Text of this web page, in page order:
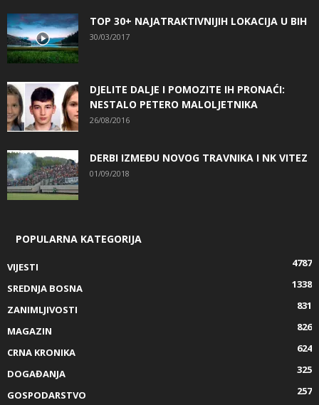
TOP 30+ NAJATRAKTIVNIJIH LOKACIJA U BIH
30/03/2017
DJELITE DALJE I POMOZITE IH PRONAĆI:
NESTALO PETERO MALOLJETNIKA
26/08/2016
DERBI IZMEĐU NOVOG TRAVNIKA I NK VITEZ
01/09/2018
POPULARNA KATEGORIJA
VIJESTI
4787
SREDNJA BOSNA
1338
ZANIMLJIVOSTI
831
MAGAZIN
826
CRNA KRONIKA
624
DOGAĐANJA
325
GOSPODARSTVO
257